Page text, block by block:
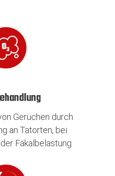
Gerüchen durch
an Tatorten, bei
Fäkalbelastung